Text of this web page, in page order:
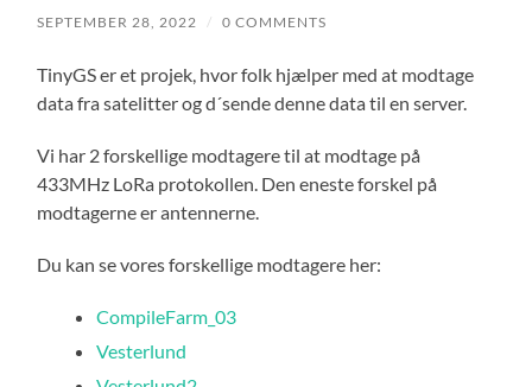
SEPTEMBER 28, 2022 / 0 COMMENTS
TinyGS er et projek, hvor folk hjælper med at modtage
data fra satelitter og d´sende denne data til en server.
Vi har 2 forskellige modtagere til at modtage på
433MHz LoRa protokollen. Den eneste forskel på
modtagerne er antennerne.
Du kan se vores forskellige modtagere her:
CompileFarm_03
Vesterlund